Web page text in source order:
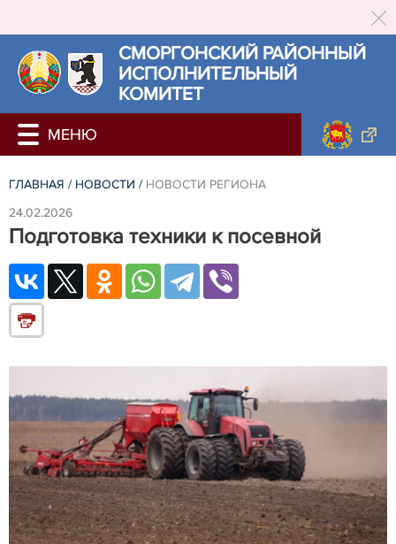
СМОРГОНСКИЙ РАЙОННЫЙ
ИСПОЛНИТЕЛЬНЫЙ
КОМИТЕТ
ГЛАВНАЯ / НОВОСТИ / НОВОСТИ РЕГИОНА
24.02.2026
Подготовка техники к посевной